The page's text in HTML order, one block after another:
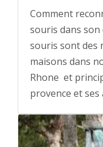
Comment
souris dans son
souris sont des
maisons dans
Rhone et
provence et